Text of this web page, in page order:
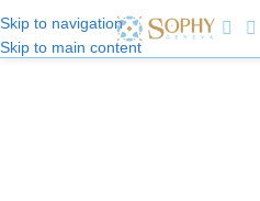
Skip to navigation
Skip to main content
Willkommen bei Sophy Jewelry